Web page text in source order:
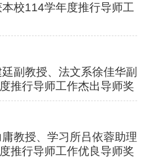
校114学年度推行导师工
副教授、法文系徐佳华副
推行导师工作杰出导师奖
教授、学习所吕依蓉助理
推行导师工作优良导师奖